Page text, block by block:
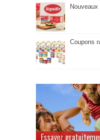
Coupons
Essayez